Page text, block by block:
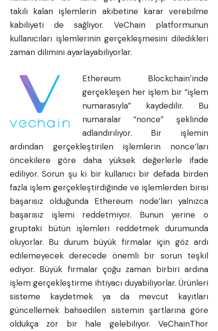
takılı kalan işlemlerin akıbetine karar verebilme
kabiliyeti de sağlıyor. VeChain platformunun
kullanıcıları işlemlerinin gerçekleşmesini diledikleri
zaman dilimini ayarlayabiliyorlar.
Ethereum Blockchain’inde
gerçekleşen her işlem bir “işlem
numarasıyla” kaydedilir. Bu
numaralar “nonce” şeklinde
adlandırılıyor. Bir işlemin
ardından gerçekleştirilen işlemlerin nonce’ları
öncekilere göre daha yüksek değerlerle ifade
ediliyor. Sorun şu ki bir kullanıcı bir defada birden
fazla işlem gerçekleştirdiğinde ve işlemlerden birisi
başarısız olduğunda Ethereum node’ları yalnızca
başarısız işlemi reddetmiyor. Bunun yerine o
gruptaki bütün işlemleri reddetmek durumunda
oluyorlar. Bu durum büyük firmalar için göz ardı
edilemeyecek derecede önemli bir sorun teşkil
ediyor. Büyük firmalar çoğu zaman birbiri ardına
işlem gerçekleştirme ihtiyacı duyabiliyorlar. Ürünleri
sisteme kaydetmek ya da mevcut kayıtları
güncellemek bahsedilen sistemin şartlarına göre
oldukça zor bir hale gelebiliyor. VeChainThor